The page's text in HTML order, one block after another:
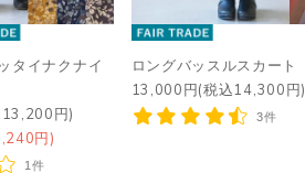
タイナクナイ
円)
円)
1件
ロングバッスルスカート
13,000円(税込14,300円)
3件